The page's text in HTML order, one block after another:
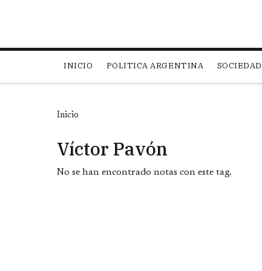
INICIO POLITICA ARGENTINA SOCIEDAD
Inicio
Víctor Pavón
No se han encontrado notas con este tag.